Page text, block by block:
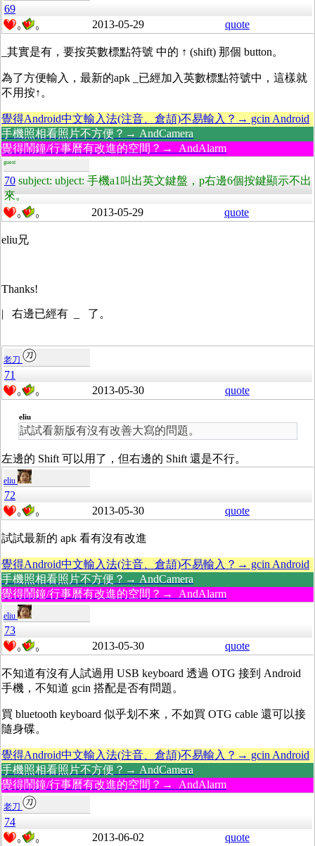
69
0 0 2013-05-29 quote
_其實是有，要按英數標點符號 中的 ↑ (shift) 那個 button。
為了方便輸入，最新的apk _已經加入英數標點符號中，這樣就
不用按↑。
覺得Android中文輸入法(注音、倉頡)不易輸入？→ gcin Android
手機照相看照片不方便？→ AndCamera
覺得鬧鐘/行事曆有改進的空間？→ AndAlarm
guest
70 subject: ubject: 手機a1叫出英文鍵盤，p右邊6個按鍵顯示不出
來。
0 0 2013-05-29 quote
eliu兄
Thanks!
| 右邊已經有 _ 了。
老刀
71
0 0 2013-05-30 quote
eliu
試試看新版有沒有改善大寫的問題。
左邊的 Shift 可以用了，但右邊的 Shift 還是不行。
eliu
72
0 0 2013-05-30 quote
試試最新的 apk 看有沒有改進
覺得Android中文輸入法(注音、倉頡)不易輸入？→ gcin Android
手機照相看照片不方便？→ AndCamera
覺得鬧鐘/行事曆有改進的空間？→ AndAlarm
eliu
73
0 0 2013-05-30 quote
不知道有沒有人試過用 USB keyboard 透過 OTG 接到 Android
手機，不知道 gcin 搭配是否有問題。
買 bluetooth keyboard 似乎划不來，不如買 OTG cable 還可以接
隨身碟。
覺得Android中文輸入法(注音、倉頡)不易輸入？→ gcin Android
手機照相看照片不方便？→ AndCamera
覺得鬧鐘/行事曆有改進的空間？→ AndAlarm
老刀
74
0 0 2013-06-02 quote